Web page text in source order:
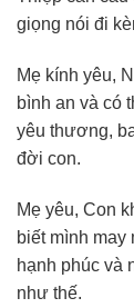
giọng nói đi
Mẹ kính yêu,
bình an và có
yêu thương,
đời con.
Mẹ yêu, Con
biết mình may
hạnh phúc và
như thế.